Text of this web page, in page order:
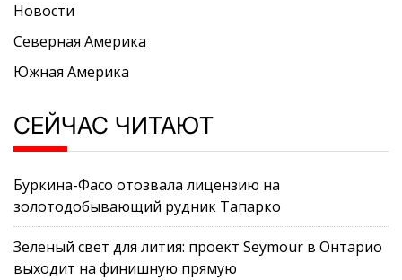
Новости
Северная Америка
Южная Америка
СЕЙЧАС ЧИТАЮТ
Буркина-Фасо отозвала лицензию на
золотодобывающий рудник Тапарко
Зеленый свет для лития: проект Seymour в Онтарио
выходит на финишную прямую